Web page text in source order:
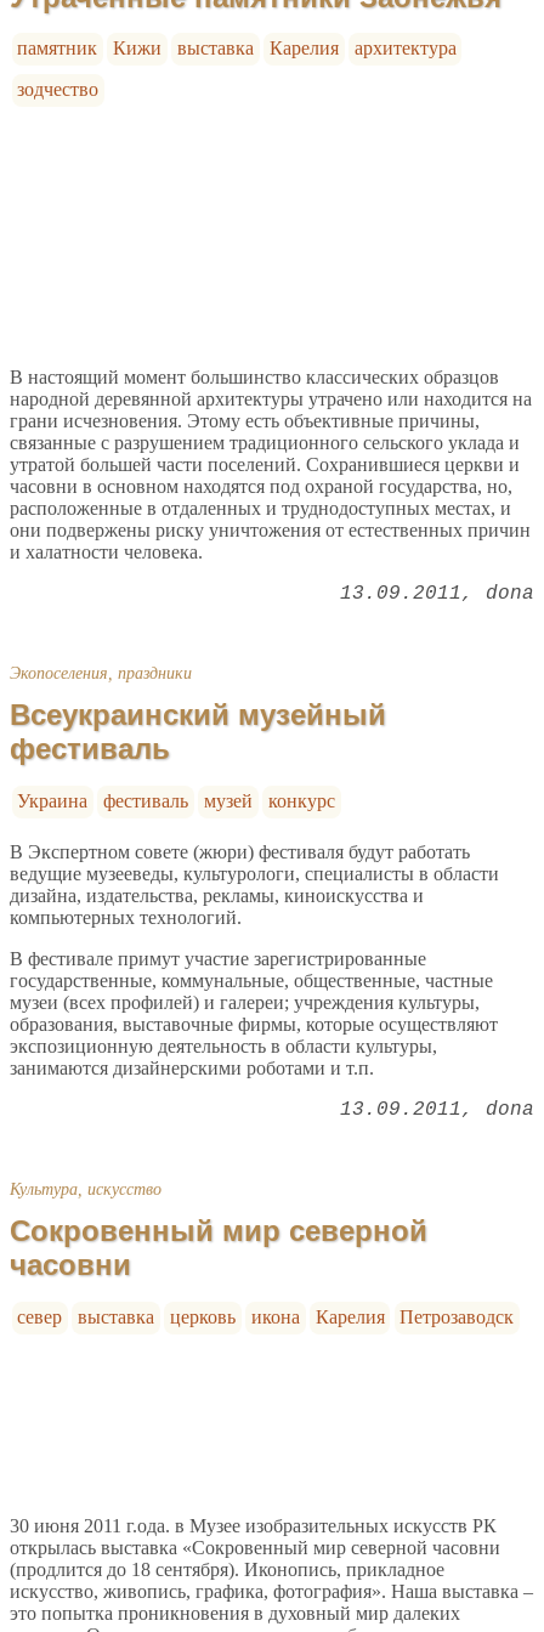
памятник Кижи выставка Карелия
архитектура
зодчество
В настоящий момент большинство классических образцов
народной деревянной архитектуры утрачено или находится на
грани исчезновения. Этому есть объективные причины,
связанные с разрушением традиционного сельского уклада и
утратой большей части поселений. Сохранившиеся церкви и
часовни в основном находятся под охраной государства, но,
расположенные в отдаленных и труднодоступных местах, и
они подвержены риску уничтожения от естественных причин
и халатности человека.
13.09.2011 dona
Экопоселения, праздники
Всеукраинский музейный
фестиваль
Украина фестиваль музей конкурс
В Экспертном совете (жюри) фестиваля будут работать
ведущие музееведы, культурологи, специалисты в области
дизайна, издательства, рекламы, киноискусства и
компьютерных технологий.
В фестивале примут участие зарегистрированные
государственные, коммунальные, общественные, частные
музеи (всех профилей) и галереи; учреждения культуры,
образования, выставочные фирмы, которые осуществляют
экспозиционную деятельность в области культуры,
занимаются дизайнерскими роботами и т.п.
13.09.2011 dona
Культура, искусство
Сокровенный мир северной
часовни
север выставка церковь икона Карелия Петрозаводск
30 июня 2011 г.ода. в Музее изобразительных искусств РК
открылась выставка «Сокровенный мир северной часовни
(продлится до 18 сентября). Иконопись, прикладное
искусство, живопись, графика, фотография». Наша выставка –
это попытка проникновения в духовный мир далеких